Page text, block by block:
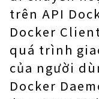
trên API
Docker
quá trình
của người
Docker